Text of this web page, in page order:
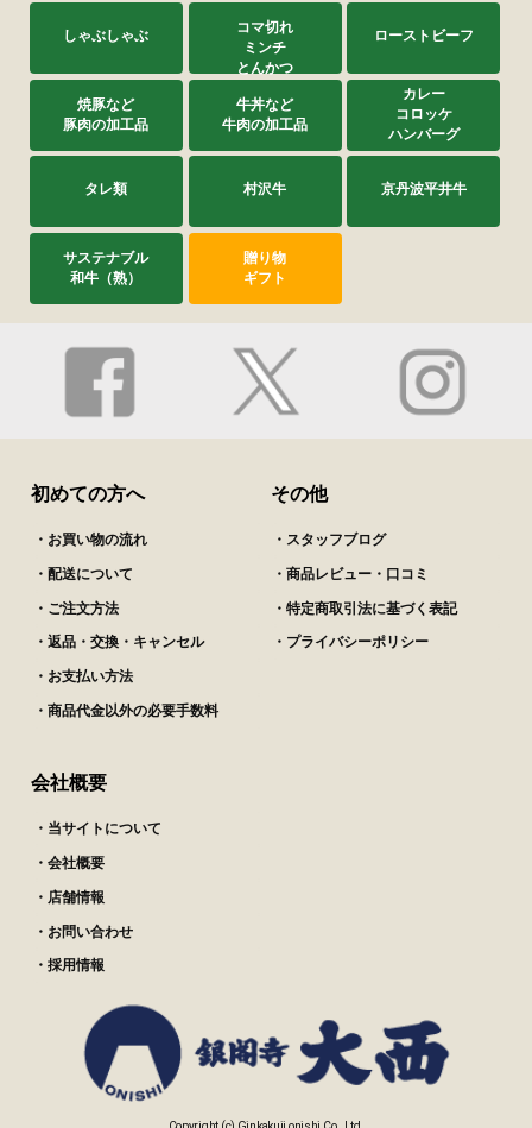
しゃぶしゃぶ
コマ切れ
ミンチ
とんかつ
ローストビーフ
焼豚など
豚肉の加工品
牛丼など
牛肉の加工品
カレー
コロッケ
ハンバーグ
タレ類 村沢牛 京丹波平井牛
サステナブル
和牛（熟）
贈り物
ギフト
初めての方へ
・お買い物の流れ
・配送について
・ご注文方法
・返品・交換・キャンセル
・お支払い方法
・商品代金以外の必要手数料
その他
・スタッフブログ
・商品レビュー・口コミ
・特定商取引法に基づく表記
・プライバシーポリシー
会社概要
・当サイトについて
・会社概要
・店舗情報
・お問い合わせ
・採用情報